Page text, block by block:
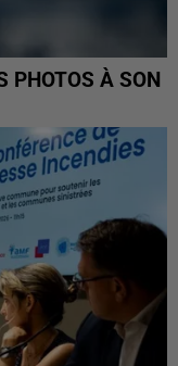
PHOTOS À SON